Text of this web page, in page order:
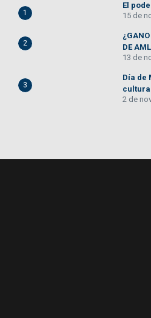
1
El
15 de
2
DE
13 de
3
Día de
cultural
2 de